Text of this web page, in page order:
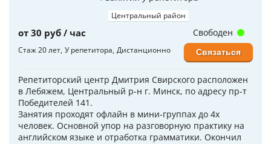
Центральный район
от 30 руб / час
Стаж 20 лет У репетитора Дистанционно
Репетиторский центр Дмитрия Свирского расположен
в Лебяжем, Центральный р-н г. Минск, по адресу пр-т
Победителей 141.
Занятия проходят офлайн в мини-группах до 4х
человек. Основной упор на разговорную практику на
английском языке и отработка грамматики. Окончил
Свободен
Связаться